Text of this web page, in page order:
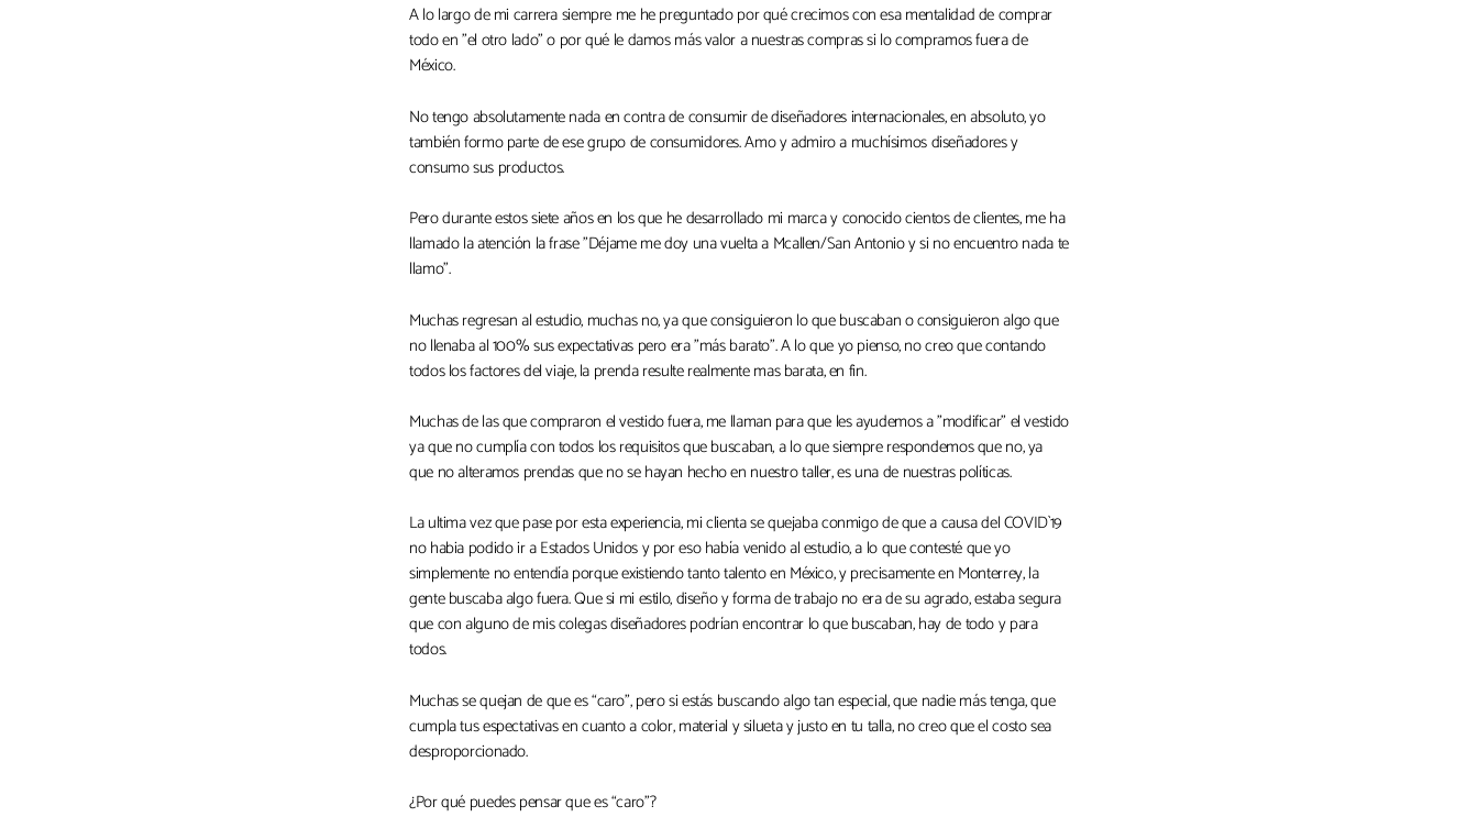
A lo largo de mi carrera siempre me he preguntado por qué crecimos con esa mentalidad de comprar
todo en "el otro lado" o por qué le damos más valor a nuestras compras si lo compramos fuera de
México.
No tengo absolutamente nada en contra de consumir de diseñadores internacionales, en absoluto, yo
también formo parte de ese grupo de consumidores. Amo y admiro a muchísimos diseñadores y
consumo sus productos.
Pero durante estos siete años en los que he desarrollado mi marca y conocido cientos de clientes, me ha
llamado la atención la frase "Déjame me doy una vuelta a Mcallen/San Antonio y si no encuentro nada te
llamo".
Muchas regresan al estudio, muchas no, ya que consiguieron lo que buscaban o consiguieron algo que
no llenaba al 100% sus expectativas pero era "más barato". A lo que yo pienso, no creo que contando
todos los factores del viaje, la prenda resulte realmente mas barata, en fin.
Muchas de las que compraron el vestido fuera, me llaman para que les ayudemos a "modificar" el vestido
ya que no cumplía con todos los requisitos que buscaban, a lo que siempre respondemos que no, ya
que no alteramos prendas que no se hayan hecho en nuestro taller, es una de nuestras políticas.
La ultima vez que pase por esta experiencia, mi clienta se quejaba conmigo de que a causa del COVID`19
no habia podido ir a Estados Unidos y por eso había venido al estudio, a lo que contesté que yo
simplemente no entendía porque existiendo tanto talento en México, y precisamente en Monterrey, la
gente buscaba algo fuera. Que si mi estilo, diseño y forma de trabajo no era de su agrado, estaba segura
que con alguno de mis colegas diseñadores podrían encontrar lo que buscaban, hay de todo y para
todos.
Muchas se quejan de que es “caro”, pero si estás buscando algo tan especial, que nadie más tenga, que
cumpla tus espectativas en cuanto a color, material y silueta y justo en tu talla, no creo que el costo sea
desproporcionado.
¿Por qué puedes pensar que es “caro”?